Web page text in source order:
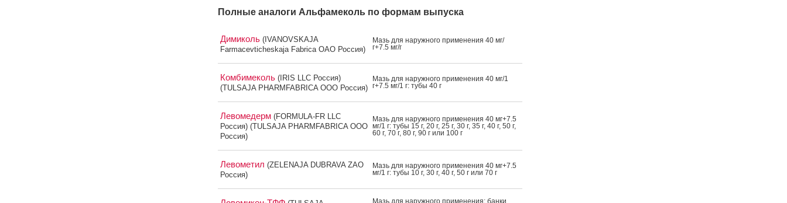
Полные аналоги Альфамеколь по формам выпуска
Димиколь (IVANOVSKAJA
Farmacevticheskaja Fabrica OAO Россия)
Мазь для на­руж­но­го при­мене­ния 40 мг/
г+7.5 мг/г
Комбимеколь (IRIS LLC Россия)
(TULSAJA PHARMFABRICA OOO Россия)
Мазь для на­руж­но­го при­мене­ния 40 мг/1
г+7.5 мг/1 г: ту­бы 40 г
Левомедерм (FORMULA-FR LLC
Россия) (TULSAJA PHARMFABRICA OOO
Россия)
Мазь для на­руж­но­го при­мене­ния 40 мг+7.5
мг/1 г: ту­бы 15 г, 20 г, 25 г, 30 г, 35 г, 40 г, 50 г,
60 г, 70 г, 80 г, 90 г или 100 г
Левометил (ZELENAJA DUBRAVA ZAO
Россия)
Мазь для на­руж­но­го при­мене­ния 40 мг+7.5
мг/1 г: ту­бы 10 г, 30 г, 40 г, 50 г или 70 г